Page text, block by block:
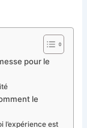
pour le
le
l’expérience est